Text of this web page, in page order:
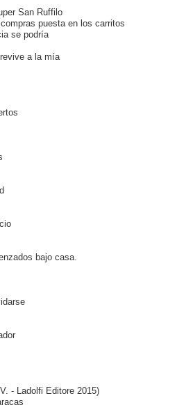
San Ruffilo
puesta en los carritos
se podría
a la mía
bajo casa.
- Ladolfi Editore 2015)